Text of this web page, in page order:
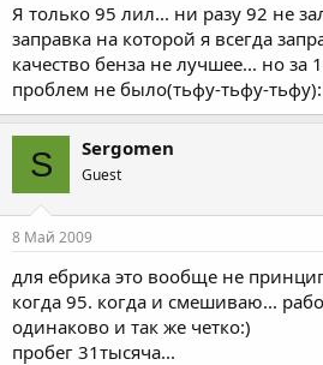
Я только 95 лил... ни разу 92 не
заправка на которой я всегда
качество бенза не лучшее... но за
проблем не было(тьфу-тьфу-
S Sergomen
Guest
8 Май 2009
для ебрика это вообще не
когда 95. когда и смешиваю...
одинаково и так же четко:)
пробег 31тысяча...